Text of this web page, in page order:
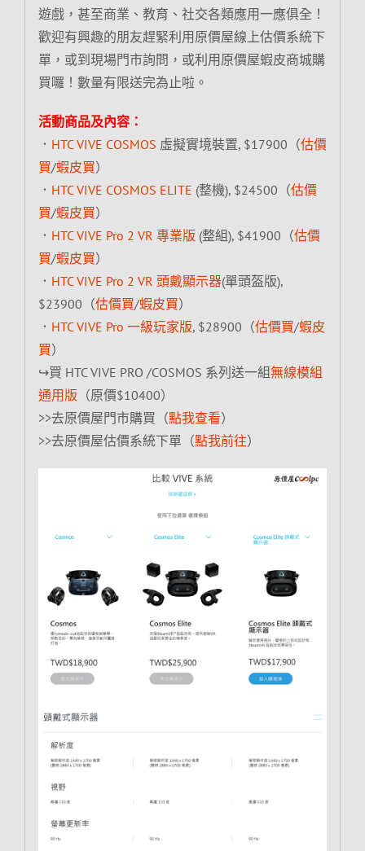
遊戲，甚至商業、教育、社交各類應用一應俱全！
歡迎有興趣的朋友趕緊利用原價屋線上估價系統下
單，或到現場門市詢問，或利用原價屋蝦皮商城購
買囉！數量有限送完為止啦。
活動商品及內容：
． HTC VIVE COSMOS 虛擬實境裝置, $17900（估價
買/蝦皮買）
． HTC VIVE COSMOS ELITE (整機), $24500（估價
買/蝦皮買）
． HTC VIVE Pro 2 VR 專業版 (整組), $41900（估價
買/蝦皮買）
． HTC VIVE Pro 2 VR 頭戴顯示器(單頭盔版),
$23900（估價買/蝦皮買）
． HTC VIVE Pro 一級玩家版, $28900（估價買/蝦皮
買）
↪買 HTC VIVE PRO /COSMOS 系列送一組無線模組
通用版 （原價$10400）
>>去原價屋門市購買（點我查看）
>>去原價屋估價系統下單（點我前往）